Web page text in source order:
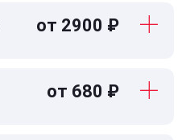
от 2900 ₽
от 680 ₽